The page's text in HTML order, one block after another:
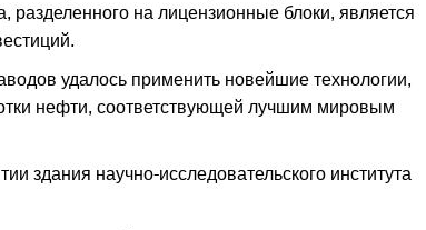
разделенного на лицензионные блоки, является
удалось применить новейшие технологии,
нефти, соответствующей лучшим мировым
здания научно-исследовательского института